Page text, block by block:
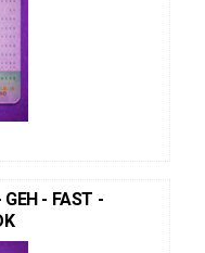
- FAST -